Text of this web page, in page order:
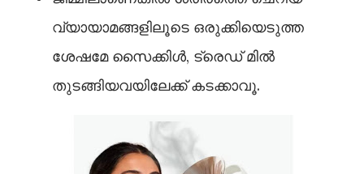
വ്യായാമങ്ങളിലൂടെ ഒരുക്കിയെടുത്ത
ശേഷമേ സൈക്കിള്‍, ട്രെഡ് മില്‍
തുടങ്ങിയവയിലേക്ക് കടക്കാവൂ.